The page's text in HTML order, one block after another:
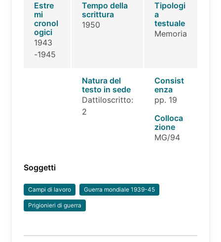
Estre
mi
cronol
ogici
1943
-1945
Tempo della
scrittura
1950
Tipologi
a
testuale
Memoria
Natura del
testo in sede
Dattiloscritto:
2
Consist
enza
pp. 19
Colloca
zione
MG/94
Soggetti
Campi di lavoro Guerra mondiale 1939-45
Prigionieri di guerra